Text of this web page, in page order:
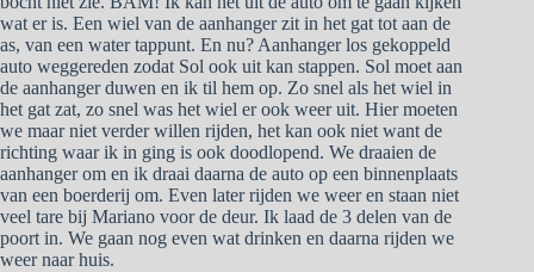
wat er is. Een wiel van de aanhanger zit in het gat tot aan de
as, van een water tappunt. En nu? Aanhanger los gekoppeld
auto weggereden zodat Sol ook uit kan stappen. Sol moet aan
de aanhanger duwen en ik til hem op. Zo snel als het wiel in
het gat zat, zo snel was het wiel er ook weer uit. Hier moeten
we maar niet verder willen rijden, het kan ook niet want de
richting waar ik in ging is ook doodlopend. We draaien de
aanhanger om en ik draai daarna de auto op een binnenplaats
van een boerderij om. Even later rijden we weer en staan niet
veel tare bij Mariano voor de deur. Ik laad de 3 delen van de
poort in. We gaan nog even wat drinken en daarna rijden we
weer naar huis.